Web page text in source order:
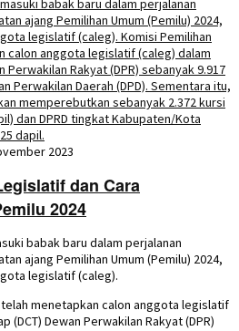
2023
dan Cara
2024
babak baru dalam perjalanan
ajang Pemilihan Umum (Pemilu) 2024,
legislatif (caleg).
telah menetapkan calon anggota legislatif
(DCT) Dewan Perwakilan Rakyat (DPR)